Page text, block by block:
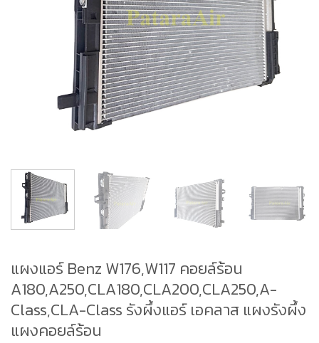
แผงแอร์ Benz W176,W117 คอยล์ร้อน
A180,A250,CLA180,CLA200,CLA250,A-
Class,CLA-Class รังผึ้งแอร์ เอคลาส แผงรังผึ้ง
แผงคอยล์ร้อน